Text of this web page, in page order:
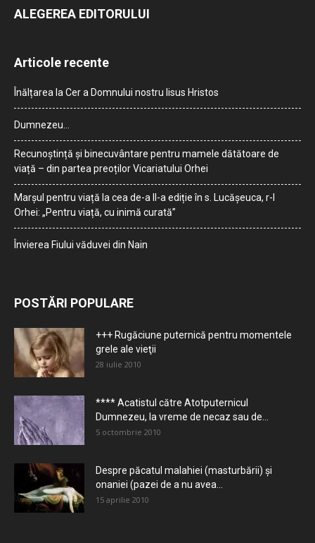
ALEGEREA EDITORULUI
Articole recente
Înălțarea la Cer a Domnului nostru Iisus Hristos
Dumnezeu…
Recunoștință și binecuvântare pentru mamele dătătoare de
viață – din partea preoților Vicariatului Orhei
Marșul pentru viață la cea de-a II-a ediție în s. Lucășeuca, r-l
Orhei: „Pentru viață, cu inimă curată”
Învierea Fiului văduvei din Nain
POSTĂRI POPULARE
+++ Rugăciune puternică pentru momentele
grele ale vieţii
28 iulie 2010
**** Acatistul către Atotputernicul
Dumnezeu, la vreme de necaz sau de...
5 octombrie 2010
Despre păcatul malahiei (masturbării) şi
onaniei (pazei de a nu avea...
15 aprilie 2010